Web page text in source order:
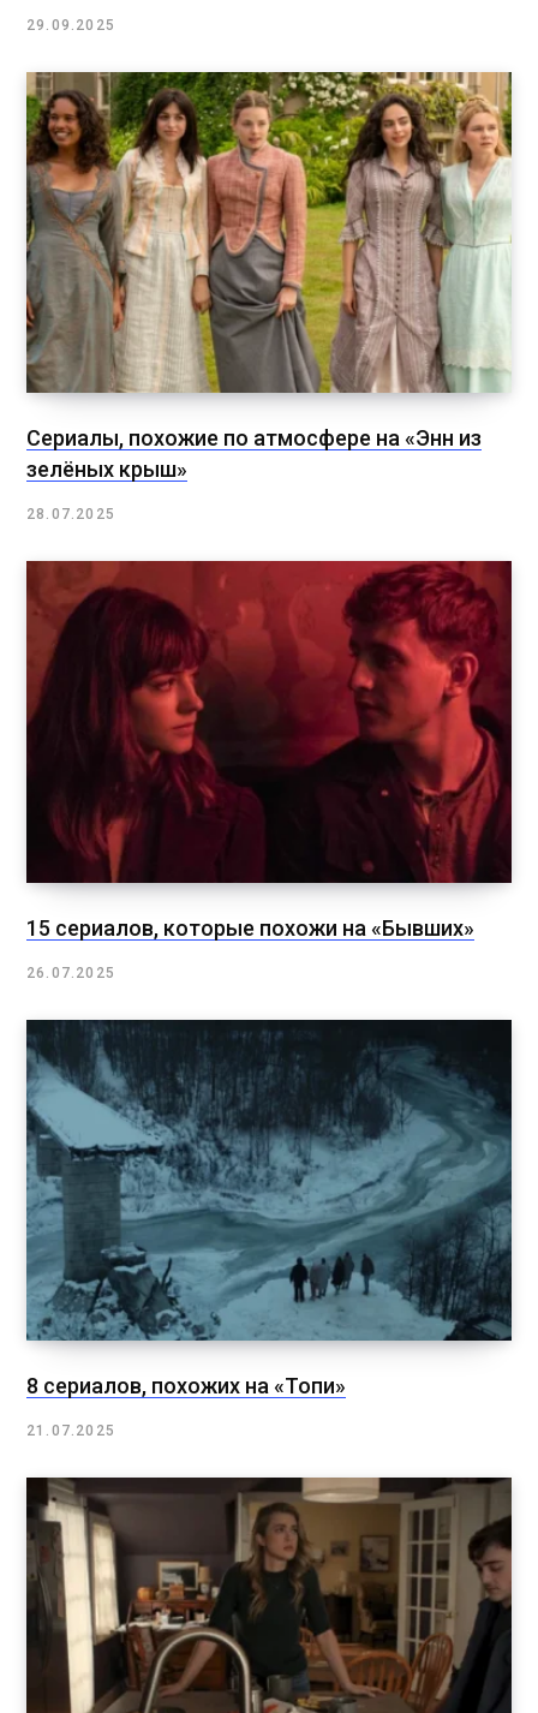
29.09.2025
Сериалы, похожие по атмосфере на «Энн из
зелёных крыш»
28.07.2025
15 сериалов, которые похожи на «Бывших»
26.07.2025
8 сериалов, похожих на «Топи»
21.07.2025